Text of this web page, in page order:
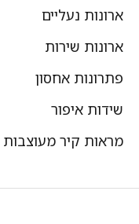
ארונות נעליים
ארונות שירות
פתרונות אחסון
שידות איפור
מראות קיר מעוצבות